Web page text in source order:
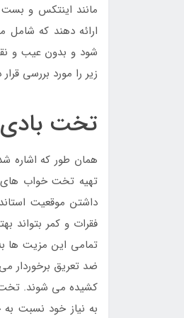
مانند اینتکس و بست
ارائه دهند که
شود و بدون عیب و
زیر را مورد بررسی
تخت بادی
همان طور که اشاره
تهیه تخت خواب های
داشتن موقعیت
فقرات و کمر بتواند
تمامی این مزیت ها
ضد تعریق برخوردار
کشیده می شوند. تخت
به نیاز خود نسبت